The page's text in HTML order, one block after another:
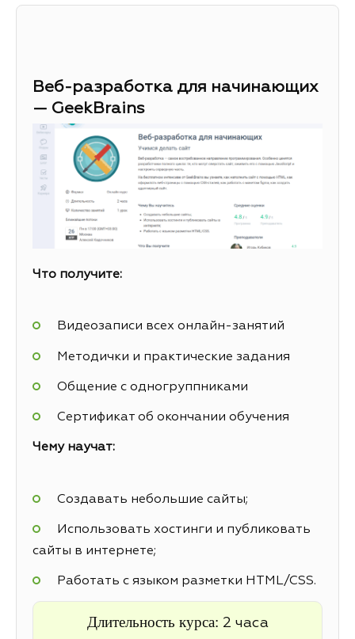
Веб-разработка для начинающих
— GeekBrains
Что получите:
Видеозаписи всех онлайн-занятий
Методички и практические задания
Общение с одногруппниками
Сертификат об окончании обучения
Чему научат:
Создавать небольшие сайты;
Использовать хостинги и публиковать
сайты в интернете;
Работать с языком разметки HTML/CSS.
Длительность курса: 2 часа